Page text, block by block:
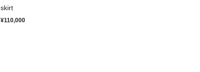
skirt
¥110,000